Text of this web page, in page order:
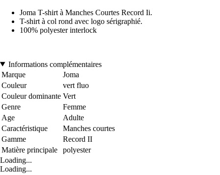
Joma T-shirt à Manches Courtes Record Ii.
T-shirt à col rond avec logo sérigraphié.
100% polyester interlock
Informations complémentaires
Marque
Joma
Couleur
vert fluo
Couleur dominante Vert
Genre
Femme
Age
Adulte
Caractéristique
Manches courtes
Gamme
Record II
Matière principale
polyester
Loading...
Loading...